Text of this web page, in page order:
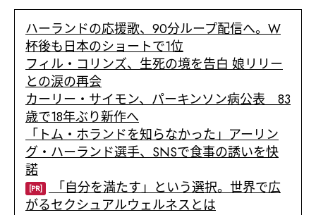
ハーランドの応援歌、90分ループ配信へ。W
杯後も日本のショートで1位
フィル・コリンズ、生死の境を告白 娘リリー
との涙の再会
カーリー・サイモン、パーキンソン病公表 83
歳で18年ぶり新作へ
「トム・ホランドを知らなかった」アーリン
グ・ハーランド選手、SNSで食事の誘いを快
諾
[PR]
「自分を満たす」という選択。世界で広
がるセクシュアルウェルネスとは